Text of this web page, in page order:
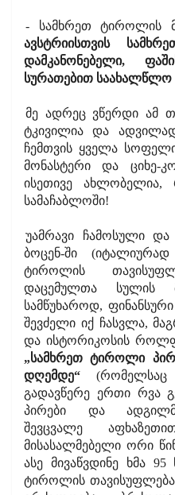
- სამხრეთ ტიროლის
ავსტრიისთვის
დამკანონებელი,
სურათებით საახალწლო
მე ადრეც ვწერდი ამ
ტკივილია და
ჩემთვის ყველა
მონასტერი და ციხე-
ისეთივე
სამაჩაბლოში!
უამრავი ჩამოსული
ბოცენ-ში
ტიროლის
დაცემულთა სულის
სამწუხაროდ,
შევძელი იქ ჩასვლა,
და ისტორიკოსის როლფ
„სამხრეთ ტიროლი
დღემდე“ (რომელსაც
გადავწერე ერთი რვა
პირები და
შევცვალე
მისასალმებელი ორი
ასე მივაწვდინე ხმა
ტიროლის